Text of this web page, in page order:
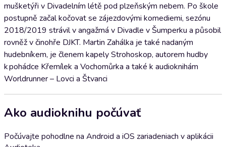
mušketýři v Divadelním létě pod plzeňským nebem. Po škole
postupně začal kočovat se zájezdovými komediemi, sezónu
2018/2019 strávil v angažmá v Divadle v Šumperku a působil
rovněž v činohře DJKT. Martin Zahálka je také nadaným
hudebníkem, je členem kapely Strohoskop, autorem hudby
k pohádce Křemílek a Vochomůrka a také k audioknihám
Worldrunner – Lovci a Štvanci
Ako audioknihu počúvať
Počúvajte pohodlne na Android a iOS zariadeniach v aplikácii